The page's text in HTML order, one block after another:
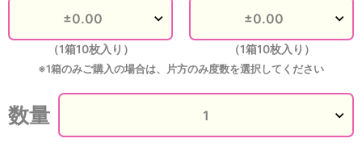
（1箱10枚入り） （1箱10枚入り）
※1箱のみご購入の場合は、片方のみ度数を選択してください
数量